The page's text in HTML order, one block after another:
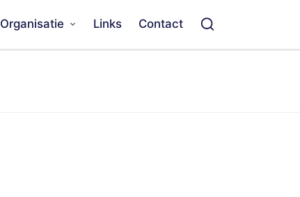
Organisatie Links Contact